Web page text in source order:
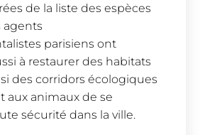
de la liste des espèces
agents
parisiens ont
à restaurer des habitats
des corridors écologiques
animaux de se
sécurité dans la ville.